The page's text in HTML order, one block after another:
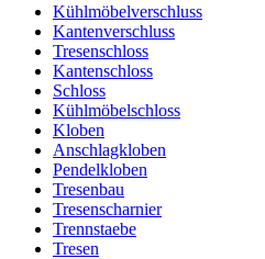
Kühlmöbelverschluss
Kantenverschluss
Tresenschloss
Kantenschloss
Schloss
Kühlmöbelschloss
Kloben
Anschlagkloben
Pendelkloben
Tresenbau
Tresenscharnier
Trennstaebe
Tresen